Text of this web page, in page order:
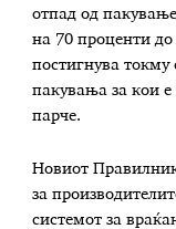
отпад од
на 70 проценти до
постигнува
пакувања за кои
парче.
Новиот
за
системот за